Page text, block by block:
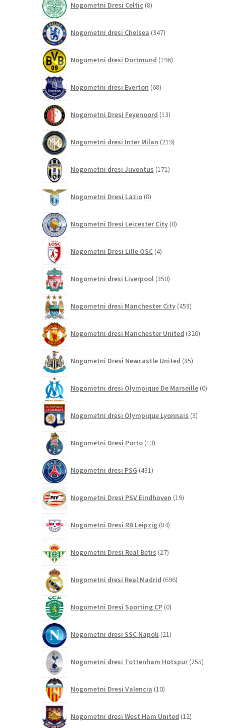
Nogometni Dresi Celtic 8izdelkov
Nogometni dresi Chelsea 347izdelkov
Nogometni dresi Dortmund 196izdelkov
Nogometni dresi Everton 68izdelkov
Nogometni Dresi Feyenoord 13izdelkov
Nogometni dresi Inter Milan 219izdelkov
Nogometni dresi Juventus 171izdelkov
Nogometni Dresi Lazio 8izdelkov
Nogometni Dresi Leicester City 0izdelkov
Nogometni Dresi Lille OSC 4izdelki
Nogometni dresi Liverpool 350izdelkov
Nogometni dresi Manchester City 458izdelkov
Nogometni dresi Manchester United 320izdelkov
Nogometni Dresi Newcastle United 85izdelkov
Nogometni dresi Olympique De Marseille 0
Nogometni dresi Olympique Lyonnais 3izdelki
Nogometni Dresi Porto 13izdelkov
Nogometni dresi PSG 431izdelkov
Nogometni Dresi PSV Eindhoven 19izdelkov
Nogometni Dresi RB Leipzig 84izdelkov
Nogometni Dresi Real Betis 27izdelkov
Nogometni dresi Real Madrid 696izdelkov
Nogometni Dresi Sporting CP 0izdelkov
Nogometni dresi SSC Napoli 21izdelkov
Nogometni dresi Tottenham Hotspur 255
Nogometni Dresi Valencia 10izdelkov
Nogometni dresi West Ham United 12izdelkov